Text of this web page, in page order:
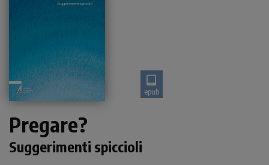
epub
Pregare?
Suggerimenti spiccioli